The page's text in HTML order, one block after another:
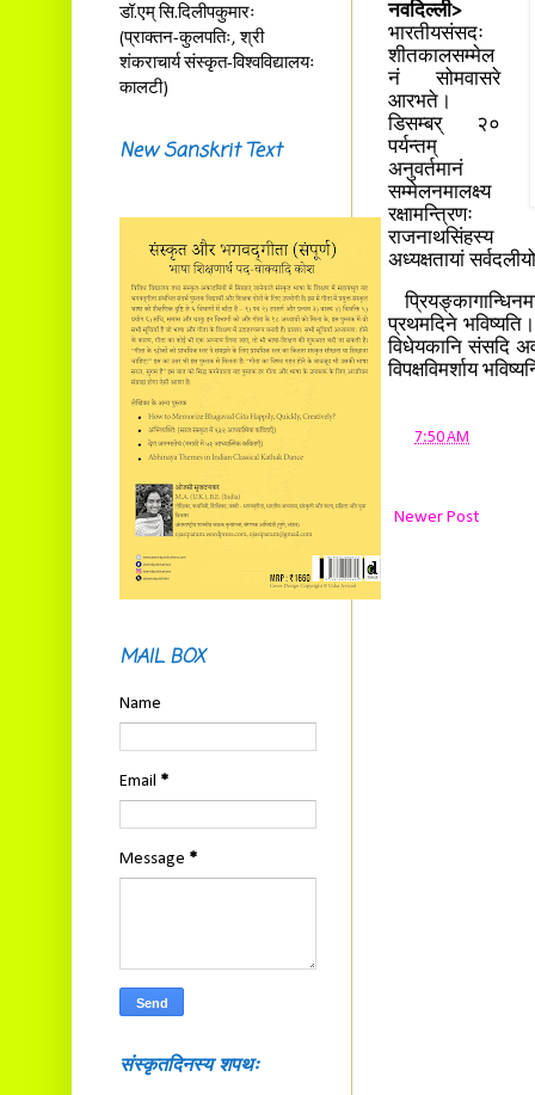
नवदिल्ली>
भारतीयसंसदः
शीतकालसम्मेल
नं सोमवासरे
आरभते।
डिसम्बर् २०
पर्यन्तम्
अनुवर्तमानं
सम्मेलनमालक्ष्य
रक्षामन्त्रिणः
राजनाथसिंहस्य
अध्यक्षतायां
प्रथमदिने
विधेयकानि संसदि
विपक्षविमर्शाय
7:50 AM
Newer Post
डॉ.एम् सि.दिलीपकुमारः
(प्राक्तन-कुलपतिः, श्री
शंकराचार्य संस्कृत-विश्वविद्यालयः
कालटी)
New Sanskrit Text
MAIL BOX
Name
Email *
Message *
संस्कृतदिनस्य शपथः